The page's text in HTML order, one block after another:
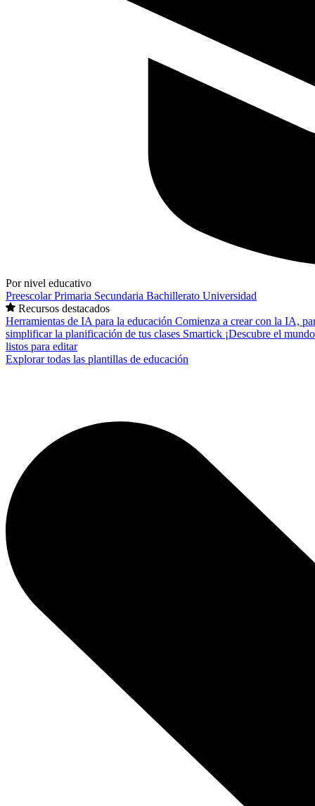
Por nivel educativo
PreescolarPrimaria Secundaria Bachillerato Universidad
Recursos destacados
Herramientas de IA para la educación Comienza a crear con la IA,
simplificar la planificación de tus clases Smartick ¡Descubre el
listos para editar
Explorar todas las plantillas de educación